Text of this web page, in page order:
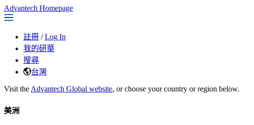
Advantech Homepage
註冊 / Log In
我的研華
搜尋
台灣
Visit the Advantech Global website, or choose your country or region below.
美洲